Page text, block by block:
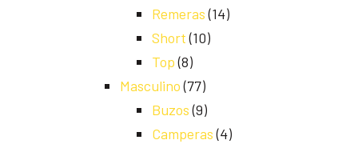
Remeras (14)
Short (10)
Top (8)
Masculino (77)
Buzos (9)
Camperas (4)